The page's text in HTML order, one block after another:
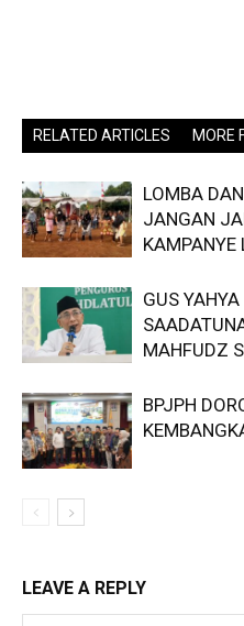
RELATED ARTICLES MORE
LOMBA
JANGAN
KAMPANYE
GUS
MAHFUDZ
BPJPH
LEAVE A REPLY